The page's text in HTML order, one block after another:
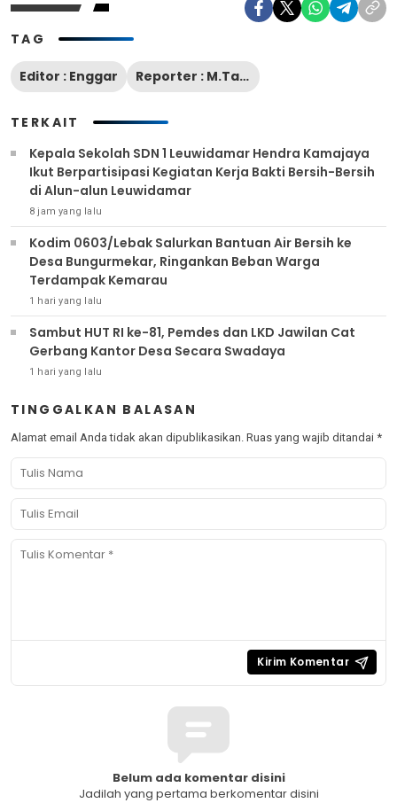
TAG
Editor : Enggar Reporter : M.Tantowi
TERKAIT
Kepala Sekolah SDN 1 Leuwidamar Hendra Kamajaya
Ikut Berpartisipasi Kegiatan Kerja Bakti Bersih-Bersih
di Alun-alun Leuwidamar
8 jam yang lalu
Kodim 0603/Lebak Salurkan Bantuan Air Bersih ke
Desa Bungurmekar, Ringankan Beban Warga
Terdampak Kemarau
1 hari yang lalu
Sambut HUT RI ke-81, Pemdes dan LKD Jawilan Cat
Gerbang Kantor Desa Secara Swadaya
1 hari yang lalu
TINGGALKAN BALASAN
Alamat email Anda tidak akan dipublikasikan. Ruas yang wajib ditandai *
Belum ada komentar disini
Jadilah yang pertama berkomentar disini